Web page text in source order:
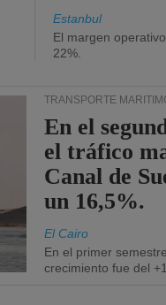
Estanbul
El margen
22%.
TRANSPORTE
En el
el tráfico
Canal de
un 16,5%.
El Cairo
En el primer
crecimiento fue del